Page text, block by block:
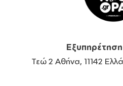
Τεώ 2 Αθήνα, 11142